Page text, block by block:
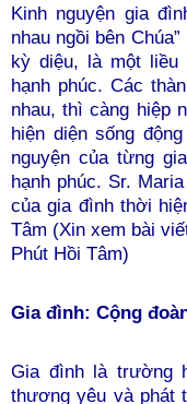
Kinh nguyện gia
nhau ngồi bên
kỳ diệu, là một liều
hạnh phúc. Các
nhau, thì càng hiệp
hiện diện sống
nguyện của từng
hạnh phúc. Sr.
của gia đình thời
Tâm (Xin xem bài
Phút Hồi Tâm)
Gia đình: Cộng
Gia đình là trường
thương yêu và phát